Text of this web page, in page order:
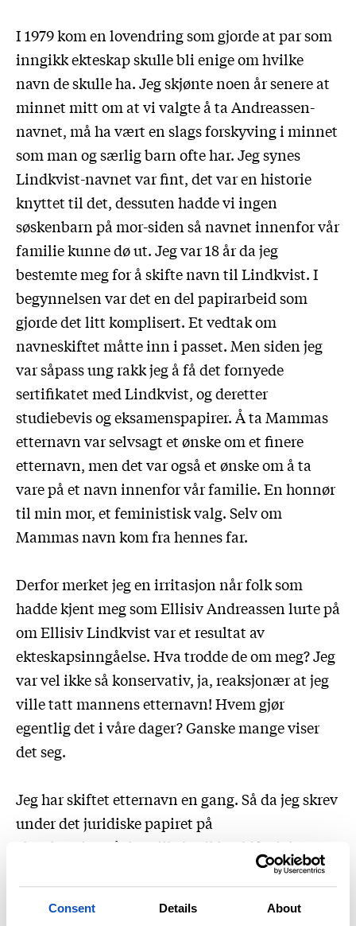
Consent Details About
I 1979 kom en lovendring som gjorde at par som
inngikk ekteskap skulle bli enige om hvilke
navn de skulle ha. Jeg skjønte noen år senere at
minnet mitt om at vi valgte å ta Andreassen-
navnet, må ha vært en slags forskyving i minnet
som man og særlig barn ofte har. Jeg synes
Lindkvist-navnet var fint, det var en historie
knyttet til det, dessuten hadde vi ingen
søskenbarn på mor-siden så navnet innenfor vår
familie kunne dø ut. Jeg var 18 år da jeg
bestemte meg for å skifte navn til Lindkvist. I
begynnelsen var det en del papirarbeid som
gjorde det litt komplisert. Et vedtak om
navneskiftet måtte inn i passet. Men siden jeg
var såpass ung rakk jeg å få det fornyede
sertifikatet med Lindkvist, og deretter
studiebevis og eksamenspapirer. Å ta Mammas
etternavn var selvsagt et ønske om et finere
etternavn, men det var også et ønske om å ta
vare på et navn innenfor vår familie. En honnør
til min mor, et feministisk valg. Selv om
Mammas navn kom fra hennes far.
Derfor merket jeg en irritasjon når folk som
hadde kjent meg som Ellisiv Andreassen lurte på
om Ellisiv Lindkvist var et resultat av
ekteskapsinngåelse. Hva trodde de om meg? Jeg
var vel ikke så konservativ, ja, reaksjonær at jeg
ville tatt mannens etternavn! Hvem gjør
egentlig det i våre dager? Ganske mange viser
det seg.
Jeg har skiftet etternavn en gang. Så da jeg skrev
under det juridiske papiret på
ekteskapsinngåelse ville jeg ikke skifte igjen.
Derimot insisterte jeg på at dattera mi skulle
hete Lindkvist til etternavn. Mannen syns det
var greit: Det finnes nok Heyerdahler i verden.